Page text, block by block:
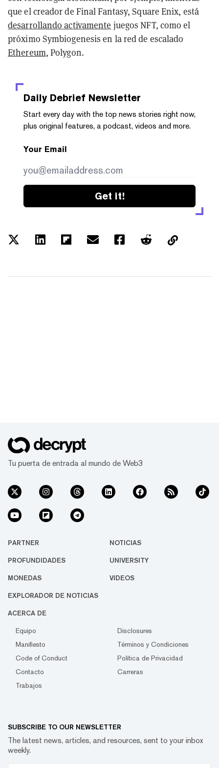
que el creador de Final Fantasy, Square Enix, está
desarrollando activamente juegos NFT, como el
próximo Symbiogenesis en la red de escalado
Ethereum, Polygon.
Daily Debrief Newsletter
Start every day with the top news stories right now,
plus original features, a podcast, videos and more.
Your Email
Get it!
Tu puerta de entrada al mundo de Web3
PARTNER NOTICIAS
PROFUNDIDADES UNIVERSITY
MONEDAS VIDEOS
EXPLORADOR DE NOTICIAS
ACERCA DE
Equipo
Disclosures
Manifiesto
Términos y Condiciones
Code of Conduct
Política de Privacidad
Contacto
Carreras
Trabajos
SUBSCRIBE TO OUR NEWSLETTER
The latest news, articles, and resources, sent to your inbox
weekly.